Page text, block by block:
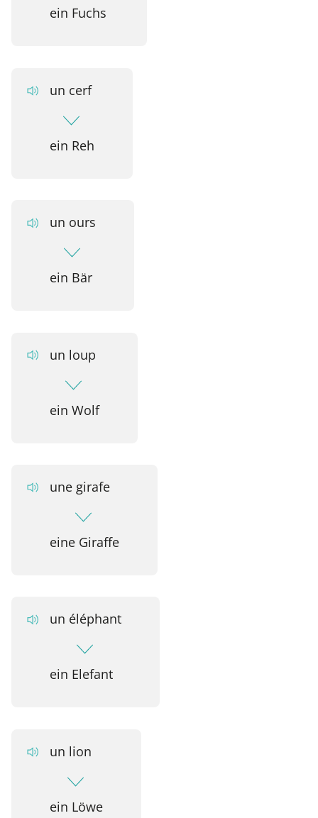
ein Fuchs
un cerf
ein Reh
un ours
ein Bär
un loup
ein Wolf
une girafe
eine Giraffe
un éléphant
ein Elefant
un lion
ein Löwe